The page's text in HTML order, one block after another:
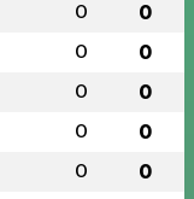
0 0
0 0
0 0
0 0
0 0